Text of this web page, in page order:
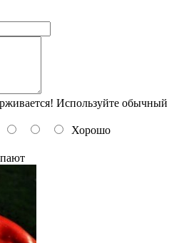
Используйте обычный
Хорошо